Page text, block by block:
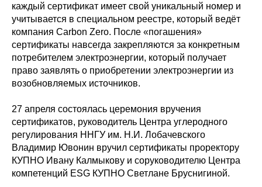
каждый сертификат имеет свой уникальный номер и
учитывается в специальном реестре, который ведёт
компания Carbon Zero. После «погашения»
сертификаты навсегда закрепляются за конкретным
потребителем электроэнергии, который получает
право заявлять о приобретении электроэнергии из
возобновляемых источников.
27 апреля состоялась церемония вручения
сертификатов, руководитель Центра углеродного
регулирования ННГУ им. Н.И. Лобачевского
Владимир Ювонин вручил сертификаты проректору
КУПНО Ивану Калмыкову и соруководителю Центра
компетенций ESG КУПНО Светлане Бруснигиной.